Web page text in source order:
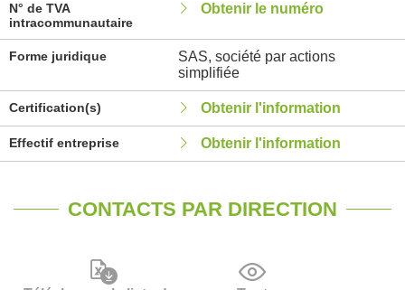
N° de TVA
intracommunautaire
Obtenir le numéro
Forme juridique
SAS, société par actions
simplifiée
Certification(s) Obtenir l'information
Effectif entreprise Obtenir l'information
CONTACTS PAR DIRECTION